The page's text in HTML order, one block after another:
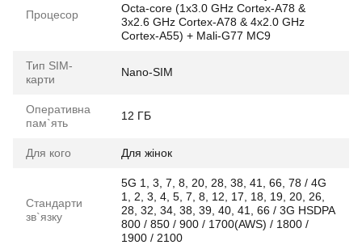
Процесор
Octa-core (1x3.0 GHz Cortex-A78 &
3x2.6 GHz Cortex-A78 & 4x2.0 GHz
Cortex-A55) + Mali-G77 MC9
Тип SIM-
карти
Nano-SIM
Оперативна
пам`ять
12 ГБ
Для кого Для жінок
Стандарти
зв`язку
5G 1, 3, 7, 8, 20, 28, 38, 41, 66, 78 / 4G
1, 2, 3, 4, 5, 7, 8, 12, 17, 18, 19, 20, 26,
28, 32, 34, 38, 39, 40, 41, 66 / 3G HSDPA
800 / 850 / 900 / 1700(AWS) / 1800 /
1900 / 2100